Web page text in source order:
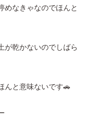
めなきゃなのでほんと
が乾かないのでしばら
んと意味ないです🚗